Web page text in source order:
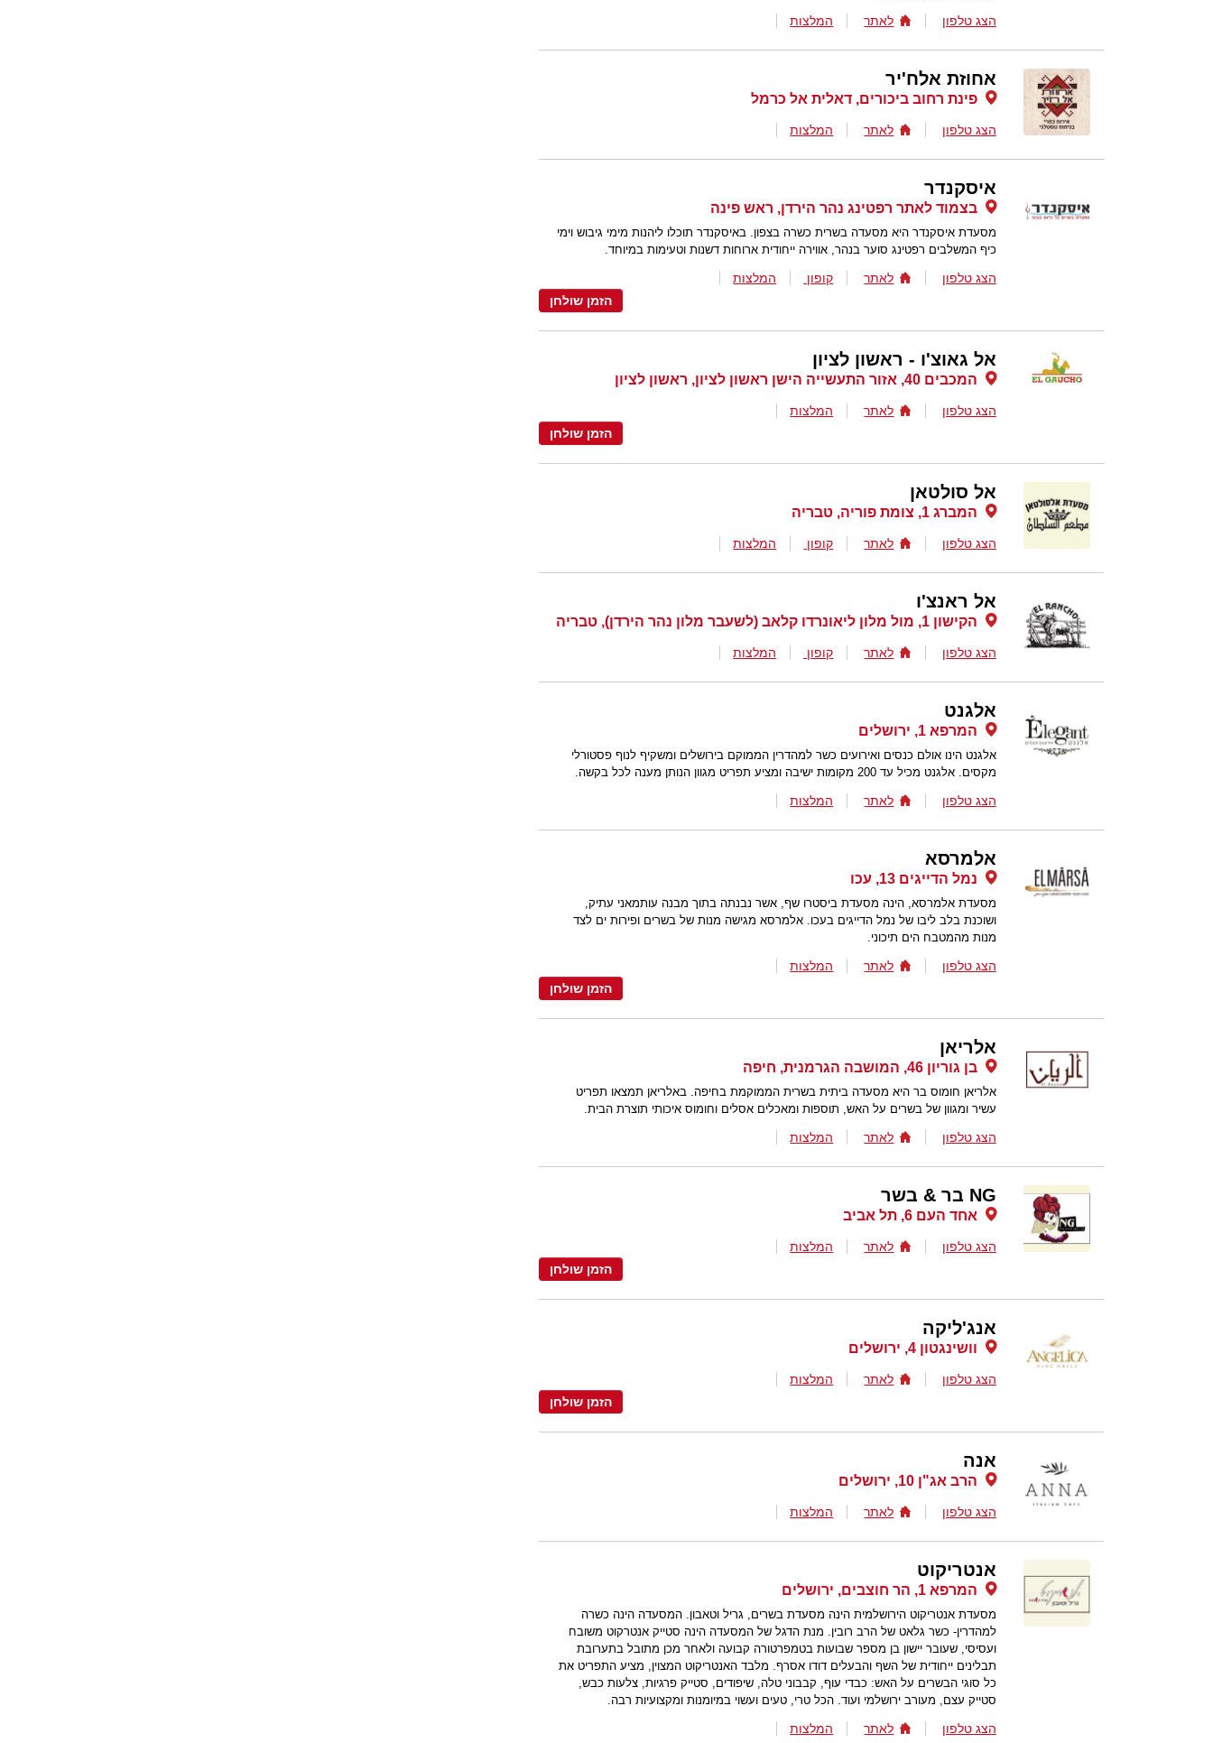
הצג טלפון לאתר המלצות
אחוזת אלח'יר
פינת רחוב ביכורים, דאלית אל כרמל
הצג טלפון לאתר המלצות
איסקנדר
בצמוד לאתר רפטינג נהר הירדן, ראש פינה
מסעדת איסקנדר היא מסעדה בשרית כשרה בצפון. באיסקנדר תוכלו ליהנות מימי גיבוש וימי
כיף המשלבים רפטינג סוער בנהר, אווירה ייחודית ארוחות דשנות וטעימות במיוחד.
הצג טלפון לאתר קופון
המלצות
הזמן שולחן
אל גאוצ'ו - ראשון לציון
המכבים 40, אזור התעשייה הישן ראשון לציון, ראשון לציון
הצג טלפון לאתר
המלצות
הזמן שולחן
אל סולטאן
המברג 1, צומת פוריה, טבריה
הצג טלפון לאתר קופון המלצות
אל ראנצ'ו
הקישון 1, מול מלון ליאונרדו קלאב (לשעבר מלון נהר הירדן), טבריה
הצג טלפון לאתר קופון המלצות
אלגנט
המרפא 1, ירושלים
אלגנט הינו אולם כנסים ואירועים כשר למהדרין הממוקם בירושלים ומשקיף לנוף פסטורלי
מקסים. אלגנט מכיל עד 200 מקומות ישיבה ומציע תפריט מגוון הנותן מענה לכל בקשה.
הצג טלפון לאתר המלצות
אלמרסא
נמל הדייגים 13, עכו
מסעדת אלמרסא, הינה מסעדת ביסטרו שף, אשר נבנתה בתוך מבנה עותמאני עתיק,
ושוכנת בלב ליבו של נמל הדייגים בעכו. אלמרסא מגישה מנות של בשרים ופירות ים לצד
מנות מהמטבח הים תיכוני.
הצג טלפון לאתר
המלצות
הזמן שולחן
אלריאן
בן גוריון 46, המושבה הגרמנית, חיפה
אלריאן חומוס בר היא מסעדה ביתית בשרית הממוקמת בחיפה. באלריאן תמצאו תפריט
עשיר ומגוון של בשרים על האש, תוספות ומאכלים אסלים וחומוס איכותי תוצרת הבית.
הצג טלפון לאתר המלצות
NG בר & בשר
אחד העם 6, תל אביב
הצג טלפון לאתר
המלצות
הזמן שולחן
אנג'ליקה
וושינגטון 4, ירושלים
הצג טלפון לאתר
המלצות
הזמן שולחן
אנה
הרב אג"ן 10, ירושלים
הצג טלפון לאתר המלצות
אנטריקוט
המרפא 1, הר חוצבים, ירושלים
מסעדת אנטריקוט הירושלמית הינה מסעדת בשרים, גריל וטאבון. המסעדה הינה כשרה
למהדרין- כשר גלאט של הרב רובין. מנת הדגל של המסעדה הינה סטייק אנטרקוט משובח
ועסיסי, שעובר יישון בן מספר שבועות בטמפרטורה קבועה ולאחר מכן מתובל בתערובת
תבלינים ייחודית של השף והבעלים דודו אסרף. מלבד האנטריקוט המצוין, מציע התפריט את
כל סוגי הבשרים על האש: כבדי עוף, קבבוני טלה, שיפודים, סטייק פרגיות, צלעות כבש,
סטייק עצם, מעורב ירושלמי ועוד. הכל טרי, טעים ועשוי במיומנות ומקצועיות רבה.
הצג טלפון לאתר המלצות